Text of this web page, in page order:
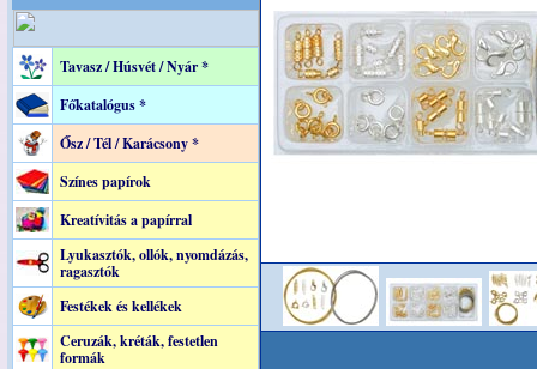
Tavasz / Húsvét / Nyár *
Főkatalógus *
Ősz / Tél / Karácsony *
Színes papírok
Kreatívitás a papírral
Lyukasztók, ollók, nyomdázás,
ragasztók
Festékek és kellékek
Ceruzák, kréták, festetlen
formák